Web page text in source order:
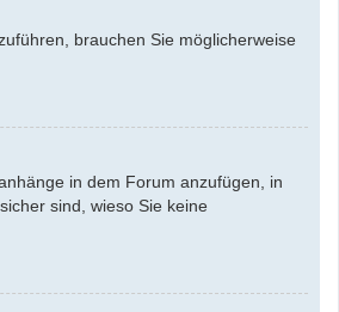
brauchen Sie möglicherweise
in dem Forum anzufügen, in
sind, wieso Sie keine